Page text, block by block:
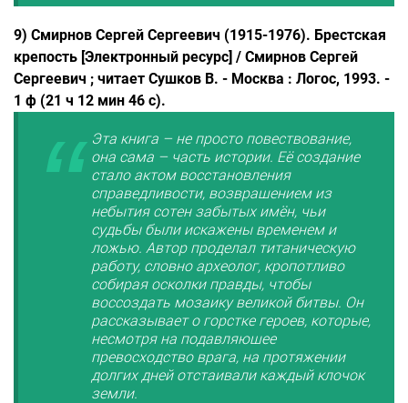
9) Смирнов Сергей Сергеевич (1915-1976). Брестская
крепость [Электронный ресурс] / Смирнов Сергей
Сергеевич ; читает Сушков В. - Москва : Логос, 1993. -
1 ф (21 ч 12 мин 46 с).
Эта книга – не просто повествование,
она сама – часть истории. Её создание
стало актом восстановления
справедливости, возвращением из
небытия сотен забытых имён, чьи
судьбы были искажены временем и
ложью. Автор проделал титаническую
работу, словно археолог, кропотливо
собирая осколки правды, чтобы
воссоздать мозаику великой битвы. Он
рассказывает о горстке героев, которые,
несмотря на подавляющее
превосходство врага, на протяжении
долгих дней отстаивали каждый клочок
земли.